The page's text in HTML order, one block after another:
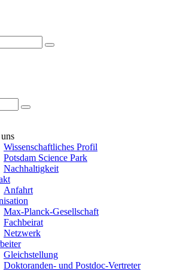
Wissenschaftliches Profil
Potsdam Science Park
Nachhaltigkeit
Anfahrt
Max-Planck-Gesellschaft
Fachbeirat
Netzwerk
Gleichstellung
Doktoranden- und Postdoc-Vertreter